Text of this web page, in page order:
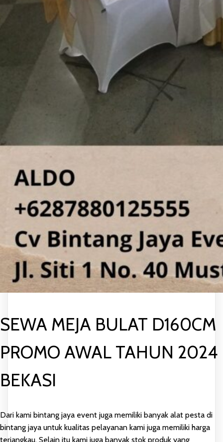
SEWA MEJA BULAT D160CM
PROMO AWAL TAHUN 2024
BEKASI
Dari kami bintang jaya event juga memiliki banyak alat pesta di
bintang jaya untuk kualitas pelayanan kami juga memiliki harga
terjangkau, Selain itu kami juga banyak stok produk yang